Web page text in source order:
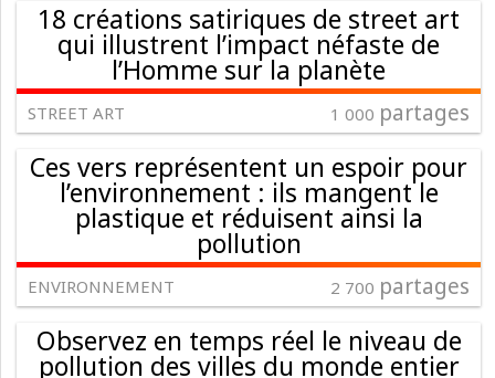
18 créations satiriques de street art
qui illustrent l’impact néfaste de
l’Homme sur la planète
STREET ART 1 000 partages
Ces vers représentent un espoir pour
l’environnement : ils mangent le
plastique et réduisent ainsi la
pollution
ENVIRONNEMENT 2 700 partages
Observez en temps réel le niveau de
pollution des villes du monde entier